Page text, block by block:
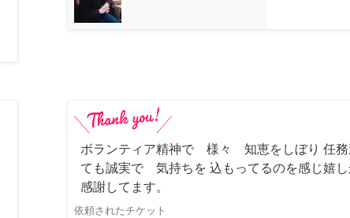
ボランティア精神で 様々 知恵をしぼり 任
ても誠実で 気持ちを 込もってるのを感じ嬉
感謝してます。
依頼されたチケット